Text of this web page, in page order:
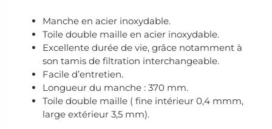
Manche en acier inoxydable.
Toile double maille en acier inoxydable.
Excellente durée de vie, grâce notamment à
son tamis de filtration interchangeable.
Facile d’entretien.
Longueur du manche : 370 mm.
Toile double maille ( fine intérieur 0,4 mmm,
large extérieur 3,5 mm).